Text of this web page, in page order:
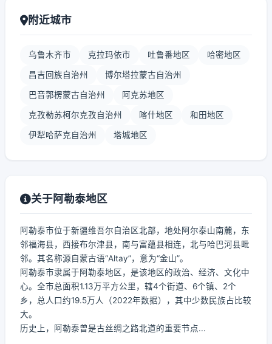
附近城市
乌鲁木齐市 克拉玛依市 吐鲁番地区 哈密地区
昌吉回族自治州 博尔塔拉蒙古自治州
巴音郭楞蒙古自治州 阿克苏地区
克孜勒苏柯尔克孜自治州 喀什地区 和田地区
伊犁哈萨克自治州 塔城地区
关于阿勒泰地区
阿勒泰市位于新疆维吾尔自治区北部，地处阿尔泰山南麓，东
邻福海县，西接布尔津县，南与富蕴县相连，北与哈巴河县毗
邻。其名称源自蒙古语“Altay”，意为“金山”。
阿勒泰市隶属于阿勒泰地区，是该地区的政治、经济、文化中
心。全市总面积1.13万平方公里，辖4个街道、6个镇、2个
乡，总人口约19.5万人（2022年数据），其中少数民族占比较
大。
历史上，阿勒泰曾是古丝绸之路北道的重要节点...